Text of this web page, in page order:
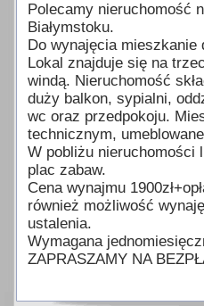
Polecamy nieruchomość
Białymstoku.
Do wynajęcia mieszkanie
Lokal znajduje się na
windą. Nieruchomość
duży balkon, sypialni,
wc oraz przedpokoju.
technicznym,
W pobliżu nieruchomości
plac zabaw.
Cena wynajmu
również możliwość
ustalenia.
Wymagana
ZAPRASZAMY NA